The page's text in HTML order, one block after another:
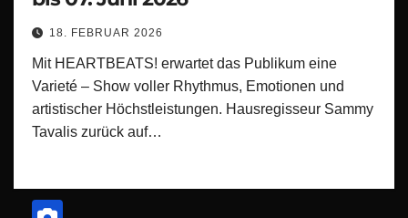
18. FEBRUAR 2026
Mit HEARTBEATS! erwartet das Publikum eine
Varieté – Show voller Rhythmus, Emotionen und
artistischer Höchstleistungen. Hausregisseur Sammy
Tavalis zurück auf…